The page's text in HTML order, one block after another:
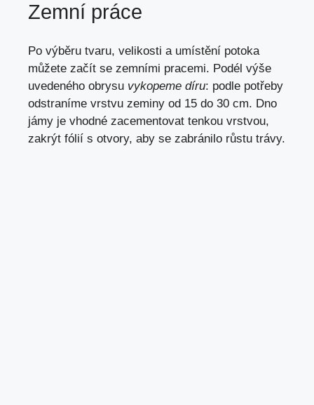
Zemní práce
Po výběru tvaru, velikosti a umístění potoka
můžete začít se zemními pracemi. Podél výše
uvedeného obrysu vykopeme díru: podle potřeby
odstraníme vrstvu zeminy od 15 do 30 cm. Dno
jámy je vhodné zacementovat tenkou vrstvou,
zakrýt fólií s otvory, aby se zabránilo růstu trávy.